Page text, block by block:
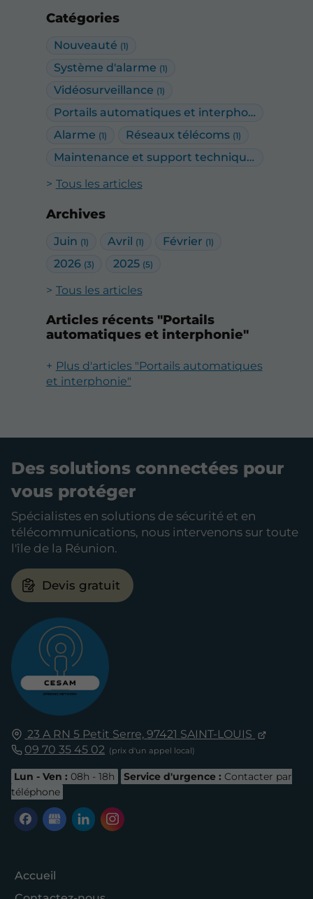
Catégories
Nouveauté (1)
Système d'alarme (1)
Vidéosurveillance (1)
Portails automatiques et interphonie
Alarme (1) Réseaux télécoms (1)
Maintenance et support technique
Tous les articles
Archives
Juin (1) Avril (1) Février (1)
2026 (3) 2025 (5)
Tous les articles
Articles récents "Portails
automatiques et interphonie"
Plus d'articles "Portails automatiques
et interphonie"
23 A RN 5 Petit Serre, 97421 SAINT-LOUIS
09 70 35 45 02
Lun - Ven : 08h - 18h Service d'urgence : Contacter par
téléphone
Accueil
Des solutions connectées pour
vous protéger
Spécialistes en solutions de sécurité et en
télécommunications, nous intervenons sur toute
l'île de la Réunion.
Devis gratuit